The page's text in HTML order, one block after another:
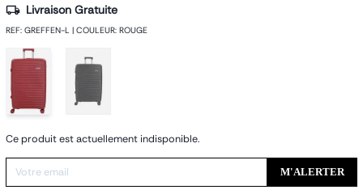
Livraison Gratuite
REF: GREFFEN-L | COULEUR: ROUGE
Ce produit est actuellement indisponible.
M'ALERTER